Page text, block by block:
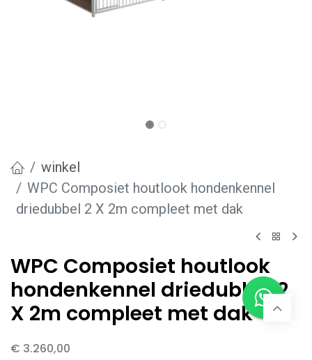
winkel
WPC Composiet houtlook hondenkennel
driedubbel 2 X 2m compleet met dak
WPC Composiet houtlook
hondenkennel driedubbel 2
X 2m compleet met dak
€ 3.260,00